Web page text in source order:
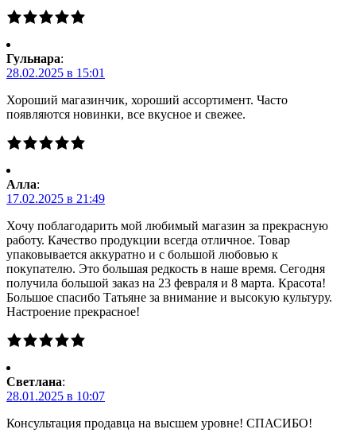
Гульнара:
28.02.2025 в 15:01
Хороший магазинчик, хороший ассортимент. Часто
появляются новинки, все вкусное и свежее.
Алла:
17.02.2025 в 21:49
Хочу поблагодарить мой любимый магазин за прекрасную
работу. Качество продукции всегда отличное. Товар
упаковывается аккуратно и с большой любовью к
покупателю. Это большая редкость в наше время. Сегодня
получила большой заказ на 23 февраля и 8 марта. Красота!
Большое спасибо Татьяне за внимание и высокую культуру.
Настроение прекрасное!
Светлана:
28.01.2025 в 10:07
Консультация продавца на высшем уровне! СПАСИБО!